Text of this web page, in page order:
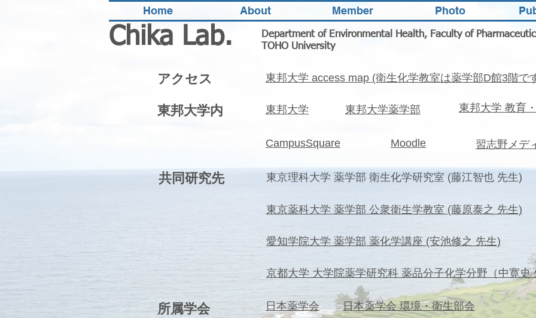
Home About Member Photo
Chika Lab.
Department of Environmental Health, Faculty of
​TOHO University
アクセス 東邦大学 access map (衛生化学教室は薬学部D館3階で
東邦大学内 東邦大学 東邦大学薬学部
CampusSquare
東邦大学 教育
習志野メデ
Moodle
共同研究先 東京理科大学 薬学部 衛生化学研究室 (藤江智也 先生)
東京薬科大学 薬学部 公衆衛生学教室 (藤原泰之 先生)
愛知学院大学 薬学部 薬化学講座 (安池修之 先生)
京都大学 大学院薬学研究科 薬品分子化学分野（中寛史
​所属学会 日本薬学会 日本薬学会 環境・衛生部会